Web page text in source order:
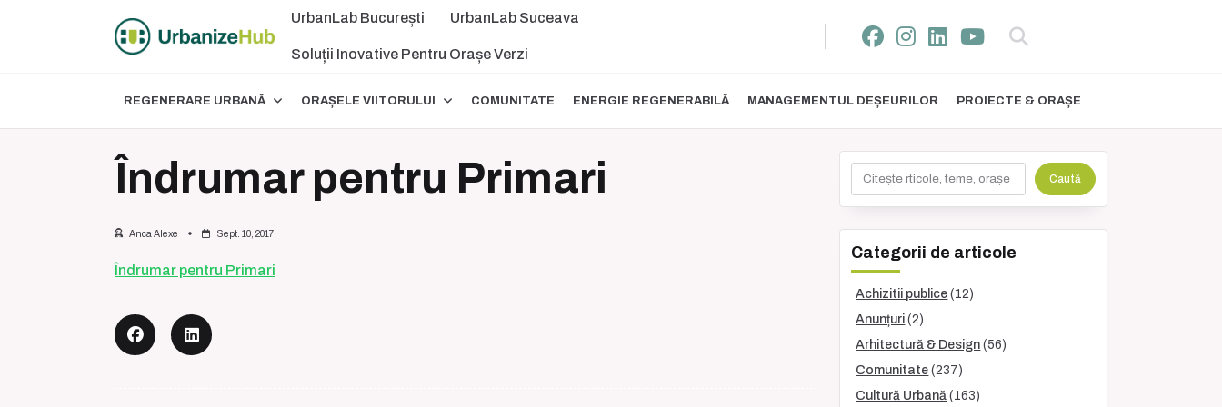
UrbanLab București UrbanLab Suceava
Soluții Inovative Pentru Orașe Verzi
REGENERARE URBANĂ ORAȘELE VIITORULUI COMUNITATE ENERGIE REGENERABILĂ MANAGEMENTUL DEȘEURILOR PROIECTE & ORAȘE
Îndrumar pentru Primari
Anca Alexe Sept. 10, 2017
Îndrumar pentru Primari
Caută
Categorii de articole
Achizitii publice (12)
Anunțuri (2)
Arhitectură & Design (56)
Comunitate (237)
Cultură Urbană (163)